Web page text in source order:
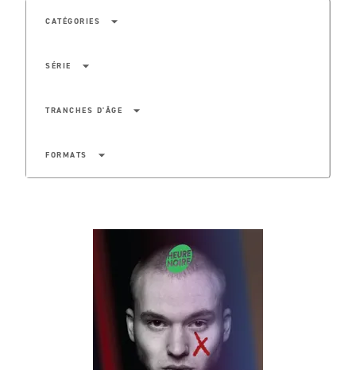
CATÉGORIES arrow_drop_down
SÉRIE arrow_drop_down
TRANCHES D'ÂGE arrow_drop_down
FORMATS arrow_drop_down